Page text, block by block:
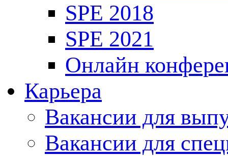
SPE 2018
SPE 2021
Онлайн
Карьера
Вакансии для
Вакансии для